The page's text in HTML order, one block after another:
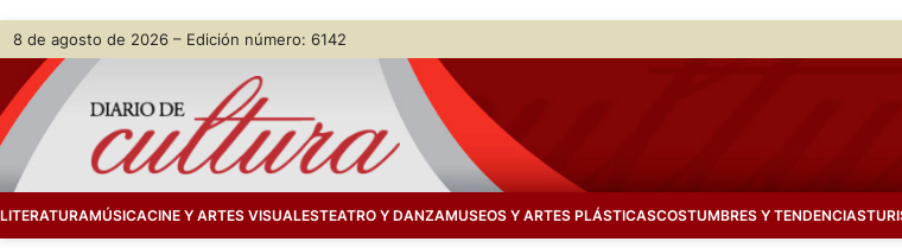
Saltar
contenido
Skip
content
8 de agosto de 2026 – Edición número: 6142
LITERATURAMÚSICACINE Y ARTES VISUALESTEATRO Y DANZAMUSEOS Y ARTES PLÁSTICASCOSTUMBRES Y TENDENCIAS